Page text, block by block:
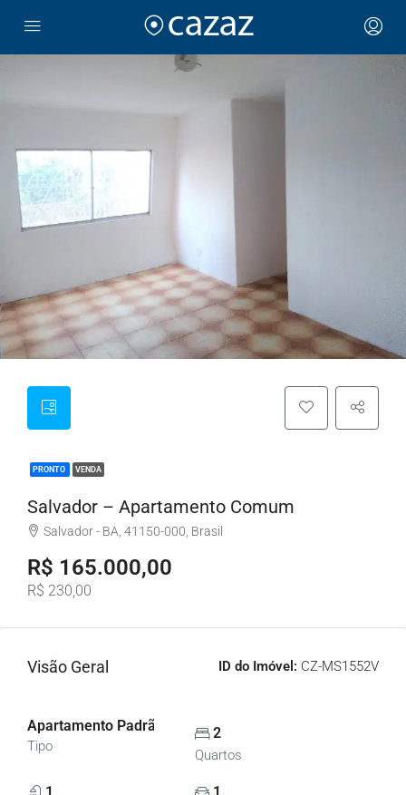
PRONTO VENDA
Salvador – Apartamento Comum
Salvador - BA, 41150-000, Brasil
R$ 165.000,00
R$ 230,00
Visão Geral ID do Imóvel: CZ-MS1552V
Apartamento Padrão, Apartamentos
Tipo
2
Quartos